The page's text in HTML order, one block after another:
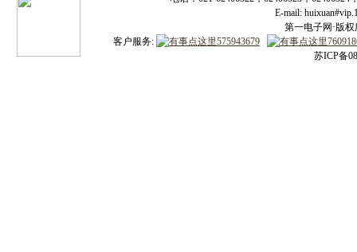
E-mail:
第一电子网·版权
客户服务:
苏ICP备